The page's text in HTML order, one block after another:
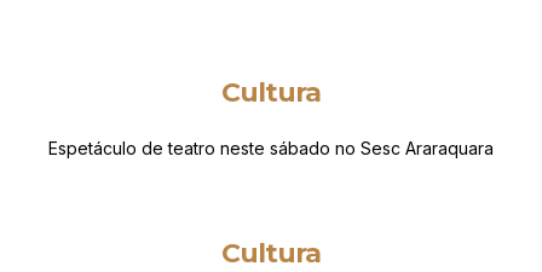
Cultura
Espetáculo de teatro neste sábado no Sesc Araraquara
Cultura